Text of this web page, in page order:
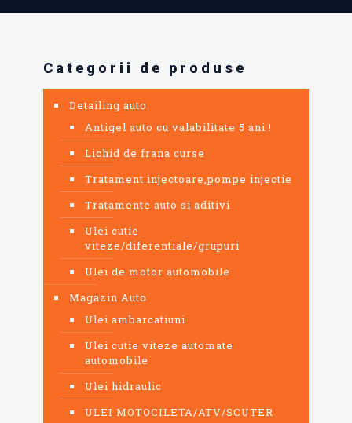
Categorii de produse
Detailing auto
Antigel auto cu valabilitate 5 ani !
Lichid de frana curse
Tratament injectoare,pompe injectie
Tratamente auto si aditivi
Ulei cutie
viteze/diferentiale/grupuri
Ulei de motor automobile
Magazin Auto
Ulei ambarcatiuni
Ulei cutie viteze automate
automobile
Ulei hidraulic
ULEI MOTOCILETA/ATV/SCUTER